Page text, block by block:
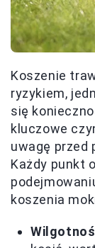
Koszenie
ryzykiem,
się
kluczowe
uwagę przed
Każdy punkt
koszenia